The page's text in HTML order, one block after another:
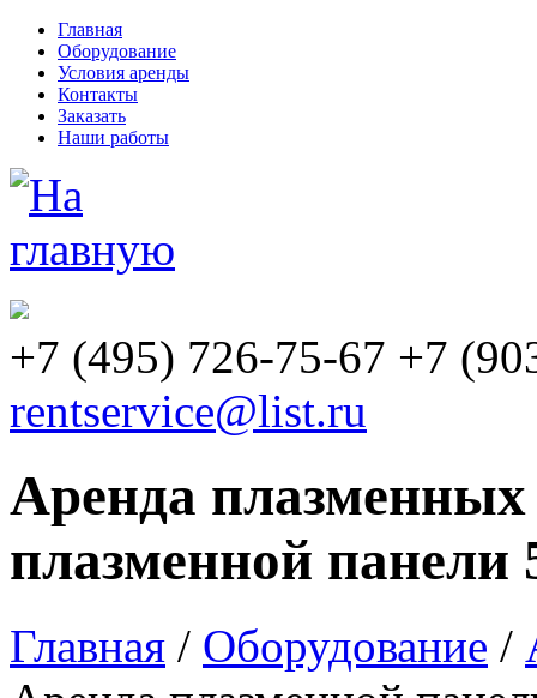
Главная
Оборудование
Условия аренды
Контакты
Заказать
Наши работы
+7 (495) 726-75-67 +7
rentservice@list.ru
Аренда
плазменной
Главная / Оборудование /